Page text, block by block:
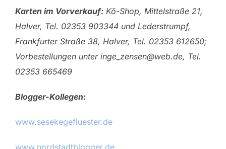
Karten im Vorverkauf: Kö-Shop, Mittelstraße 21,
Halver, Tel. 02353 903344 und Lederstrumpf,
Frankfurter Straße 38, Halver, Tel. 02353 612650;
Vorbestellungen unter inge_zensen@web.de, Tel.
02353 665469
Blogger-Kollegen:
www.sesekegefluester.de
www.nordstadtblogger.de